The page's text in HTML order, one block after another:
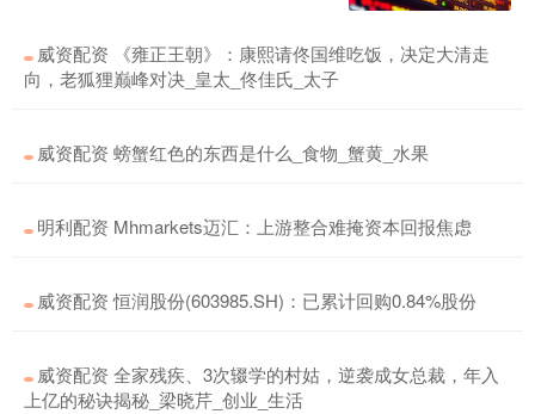
威资配资 《雍正王朝》：康熙请佟国维吃饭，决定大清走
向，老狐狸巅峰对决_皇太_佟佳氏_太子
威资配资 螃蟹红色的东西是什么_食物_蟹黄_水果
明利配资 Mhmarkets迈汇：上游整合难掩资本回报焦虑
威资配资 恒润股份(603985.SH)：已累计回购0.84%股份
威资配资 全家残疾、3次辍学的村姑，逆袭成女总裁，年入
上亿的秘诀揭秘_梁晓芹_创业_生活